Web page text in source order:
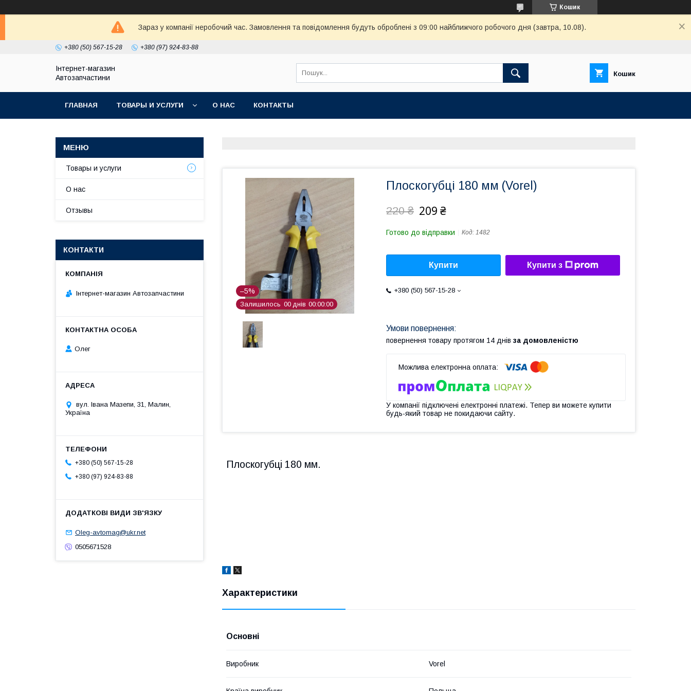
Кошик
Зараз у компанії неробочий час. Замовлення та повідомлення будуть оброблені з 09:00 найближчого робочого дня (завтра, 10.08).
+380 (50) 567-15-28 +380 (97) 924-83-88
Інтернет-магазин
Автозапчастини
Кошик
ГЛАВНАЯ ТОВАРЫ И УСЛУГИ О НАС КОНТАКТЫ
–5%
Залишилось 00 днів 00 00 00
Плоскогубці 180 мм (Vorel)
220 ₴ 209 ₴
Готово до відправки Код: 1482
Купити Купити з
+380 (50) 567-15-28
повернення товару протягом 14 днів за домовленістю
У компанії підключені електронні платежі. Тепер ви можете купити
будь-який товар не покидаючи сайту.
Плоскогубці 180 мм.
Характеристики
Основні
Виробник Vorel
Товары и услуги
О нас
Отзывы
КОНТАКТИ
Інтернет-магазин Автозапчастини
Олег
вул. Івана Мазепи, 31, Малин,
Україна
+380 (50) 567-15-28
+380 (97) 924-83-88
Oleg-avtomag@ukr.net
0505671528